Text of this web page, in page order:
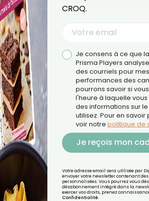
Pain congelé : quelle
durée de conservation à
ne pas dépasser ?
Congeler du pain est une solution
pratique pour éviter le gaspillage et
toujours avoir une baguette ou
tranches sous la main. Mais même au…
LIRE LA SUITE
CROQ.
Je consens à ce que
Prisma Players
des courriels pour
performances des
pourrons savoir si
l'heure à laquelle
des informations sur
utilisez. Pour en savoir
voir notre politique de
Je reçois mon
Votre adresse email sera utilisée par
envoyer votre newsletter contenant
personnalisées. Vous pourrez vous
désabonnement intégré dans la
exercer vos droits, prenez
Confidentialité.